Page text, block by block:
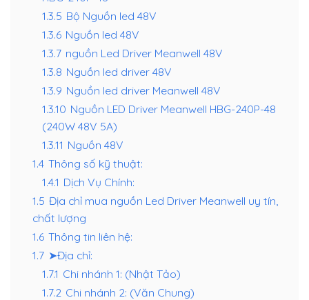
1.3.5 Bộ Nguồn led 48V
1.3.6 Nguồn led 48V
1.3.7 nguồn Led Driver Meanwell 48V
1.3.8 Nguồn led driver 48V
1.3.9 Nguồn led driver Meanwell 48V
1.3.10 Nguồn LED Driver Meanwell HBG-240P-48
(240W 48V 5A)
1.3.11 Nguồn 48V
1.4 Thông số kỹ thuật:
1.4.1 Dịch Vụ Chính:
1.5 Địa chỉ mua nguồn Led Driver Meanwell uy tín,
chất lượng
1.6 Thông tin liên hệ:
1.7 ➤Địa chỉ:
1.7.1 Chi nhánh 1: (Nhật Tảo)
1.7.2 Chi nhánh 2: (Văn Chung)